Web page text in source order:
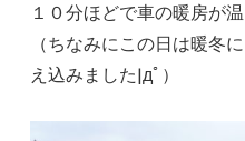
１０分ほどで車の暖房が
（ちなみにこの日は暖冬
え込みました|дﾟ）